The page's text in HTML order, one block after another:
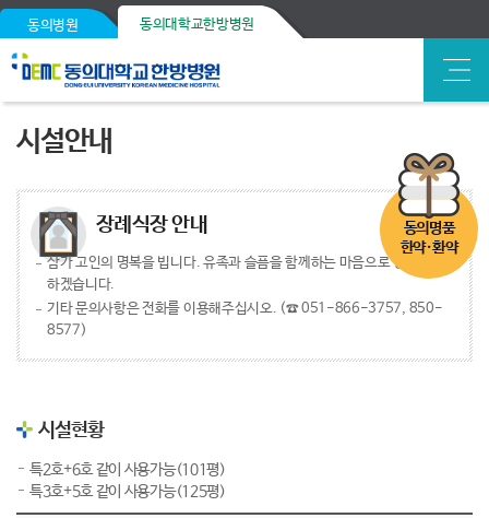
동의병원 동의대학교한방병원
동의명품
한약·환약
시설안내
장례식장 안내
삼가 고인의 명복을 빕니다. 유족과 슬픔을 함께하는 마음으로 정성을 다
하겠습니다.
기타 문의사항은 전화를 이용해주십시오. (☎ 051-866-3757, 850-
8577)
시설현황
특2호+6호 같이 사용가능(101평)
특3호+5호 같이 사용가능(125평)